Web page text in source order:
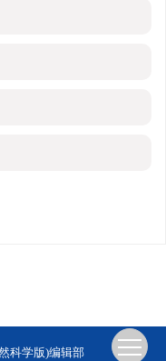
科学版)编辑部